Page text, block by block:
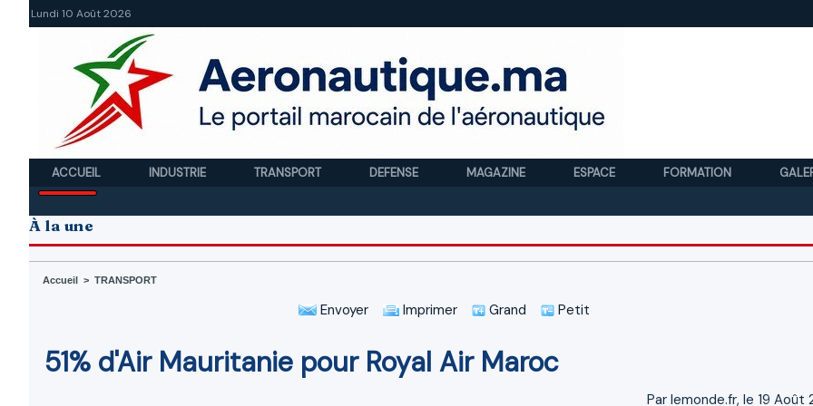
Lundi 10 Août 2026
ACCUEIL INDUSTRIE TRANSPORT DEFENSE MAGAZINE ESPACE FORMATION
À la une
Accueil > TRANSPORT
Envoyer Imprimer Grand Petit
51% d'Air Mauritanie pour Royal Air Maroc
Par lemonde.fr, le 19 Août